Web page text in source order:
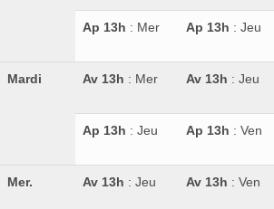
Ap 13h : Mer Ap 13h : Jeu
Mardi Av 13h : Mer Av 13h : Jeu
Ap 13h : Jeu Ap 13h : Ven
Mer. Av 13h : Jeu Av 13h : Ven